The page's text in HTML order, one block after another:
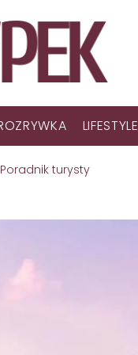
LIFESTYLE
turysty